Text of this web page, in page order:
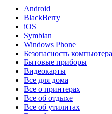
Android
BlackBerry
iOS
Symbian
Windows Phone
Безопасность компьютера
Бытовые приборы
Видеокарты
Все для дома
Все о принтерах
Все об отдыхе
Все об утилитах